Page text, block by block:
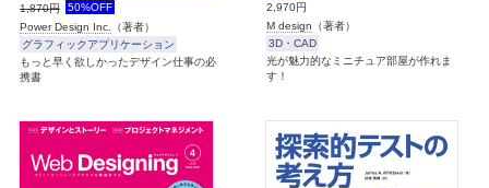
1,870円
50%OFF
Power Design Inc.
（著者）
グラフィックアプリケーション
もっと早く欲しかったデザイン仕事の必
携書
2,970円
M design （著者）
3D・CAD
光が魅力的なミニチュア部屋が作れま
す！